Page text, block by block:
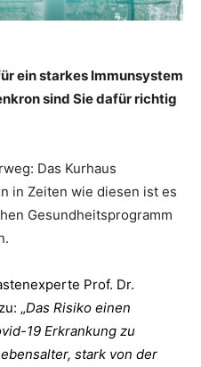
ein starkes Immunsystem
sind Sie dafür richtig
Das Kurhaus
in Zeiten wie diesen ist es
Gesundheitsprogramm
Prof. Dr.
„Das Risiko einen
19 Erkrankung zu
stark von der